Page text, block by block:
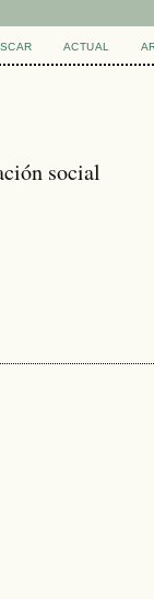
ACTUAL
social